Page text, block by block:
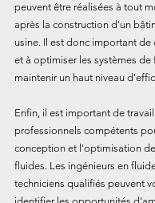
peuvent être réalisées à tout
après la construction d'un
usine. Il est donc important de
et à optimiser les systèmes de
maintenir un haut niveau
Enfin, il est important de
professionnels compétents
conception et l'optimisation
fluides. Les ingénieurs en
techniciens qualifiés peuvent